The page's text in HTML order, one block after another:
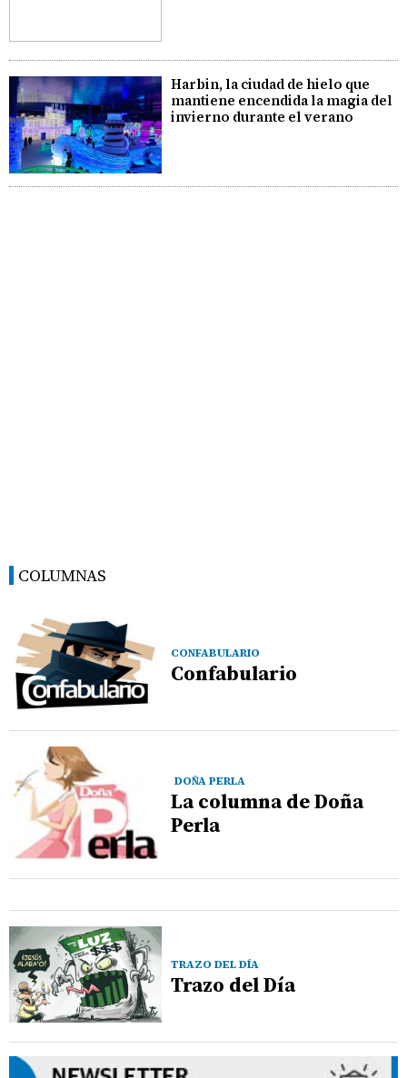
Harbin, la ciudad de hielo que
mantiene encendida la magia del
invierno durante el verano
COLUMNAS
CONFABULARIO
Confabulario
DOÑA PERLA
La columna de Doña
Perla
TRAZO DEL DÍA
Trazo del Día